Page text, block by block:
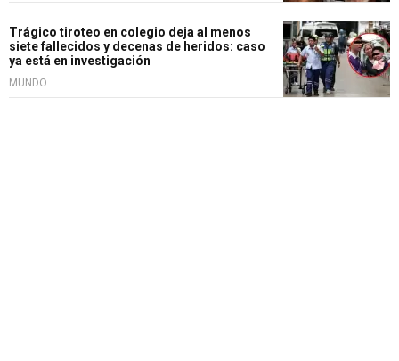
Trágico tiroteo en colegio deja al menos
siete fallecidos y decenas de heridos: caso
ya está en investigación
MUNDO